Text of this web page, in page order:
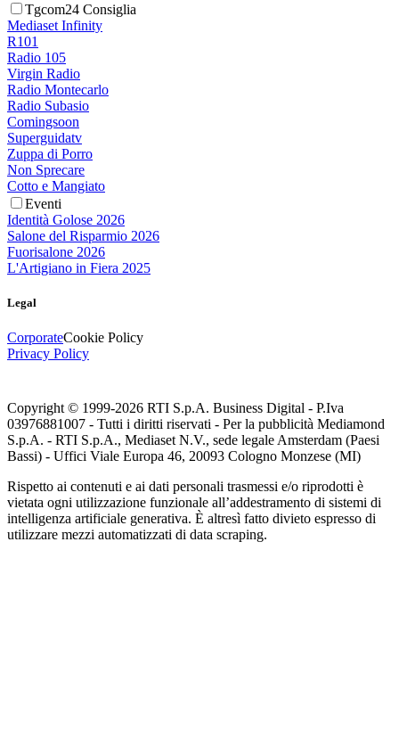
Tgcom24 Consiglia
Mediaset Infinity
R101
Radio 105
Virgin Radio
Radio Montecarlo
Radio Subasio
Comingsoon
Superguidatv
Zuppa di Porro
Non Sprecare
Cotto e Mangiato
Eventi
Identità Golose 2026
Salone del Risparmio 2026
Fuorisalone 2026
L'Artigiano in Fiera 2025
Legal
CorporateCookie Policy
Privacy Policy
Copyright © 1999-2026 RTI S.p.A. Business Digital - P.Iva
03976881007 - Tutti i diritti riservati - Per la pubblicità Mediamond
S.p.A. - RTI S.p.A., Mediaset N.V., sede legale Amsterdam (Paesi
Bassi) - Uffici Viale Europa 46, 20093 Cologno Monzese (MI)
Rispetto ai contenuti e ai dati personali trasmessi e/o riprodotti è
vietata ogni utilizzazione funzionale all’addestramento di sistemi di
intelligenza artificiale generativa. È altresì fatto divieto espresso di
utilizzare mezzi automatizzati di data scraping.